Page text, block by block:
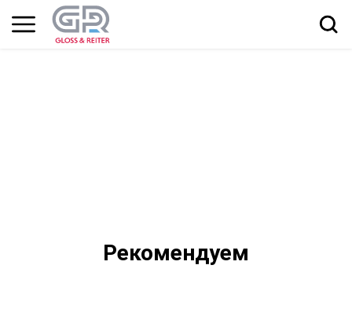
Рекомендуем